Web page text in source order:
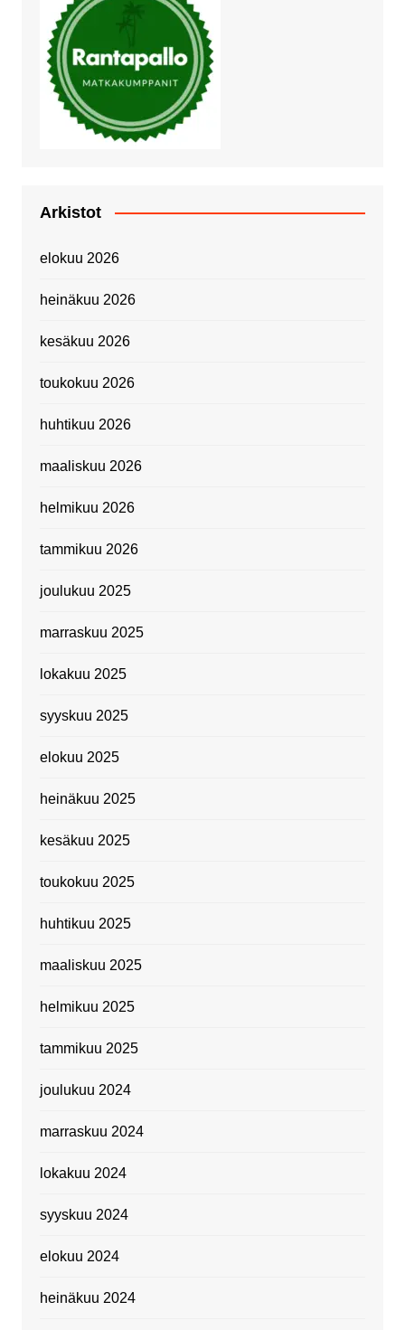
Arkistot
elokuu 2026
heinäkuu 2026
kesäkuu 2026
toukokuu 2026
huhtikuu 2026
maaliskuu 2026
helmikuu 2026
tammikuu 2026
joulukuu 2025
marraskuu 2025
lokakuu 2025
syyskuu 2025
elokuu 2025
heinäkuu 2025
kesäkuu 2025
toukokuu 2025
huhtikuu 2025
maaliskuu 2025
helmikuu 2025
tammikuu 2025
joulukuu 2024
marraskuu 2024
lokakuu 2024
syyskuu 2024
elokuu 2024
heinäkuu 2024